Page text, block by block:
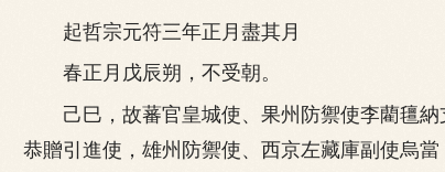
起哲宗元符三年正月盡其月
春正月戊辰朔，不受朝。
己巳，故蕃官皇城使、果州防禦使李藺氊納
恭贈引進使，雄州防禦使、西京左藏庫副使烏